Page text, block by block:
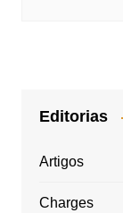
Editorias
Artigos
Charges